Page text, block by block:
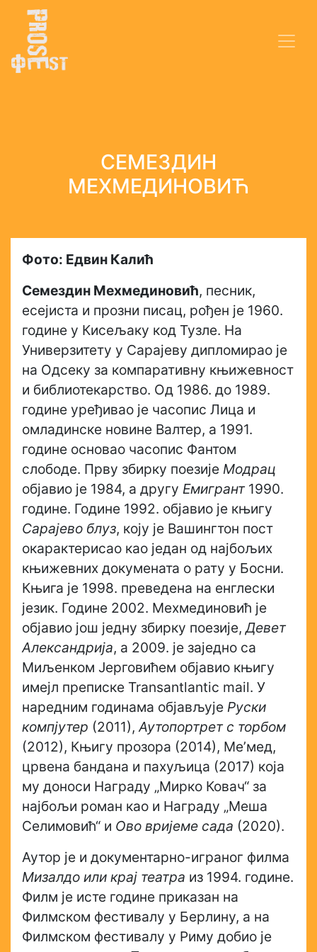
СЕМЕЗДИН
МЕХМЕДИНОВИЋ
Фото: Едвин Калић
Семездин Мехмединовић, песник,
есејиста и прозни писац, рођен је 1960.
године у Кисељаку код Тузле. На
Универзитету у Сарајеву дипломирао је
на Одсеку за компаративну књижевност
и библиотекарство. Од 1986. до 1989.
године уређивао је часопис Лица и
омладинске новине Валтер, а 1991.
године основао часопис Фантом
слободе. Прву збирку поезије Модрац
објавио је 1984, а другу Емигрант 1990.
године. Године 1992. објавио је књигу
Сарајево блуз, коју је Вашингтон пост
окарактерисао као један од најбољих
књижевних докумената о рату у Босни.
Књига је 1998. преведена на енглески
језик. Године 2002. Мехмединовић је
објавио још једну збирку поезије,Девет
Александрија, а 2009. је заједно са
Миљенком Јерговићем објавио књигу
имејл преписке Transantlantic mail. У
наредним годинама објављује Руски
компјутер (2011),Аутопортрет с торбом
(2012), Књигу прозора (2014), Ме’мед,
црвена бандана и пахуљица (2017) која
му доноси Награду „Мирко Ковач“ за
најбољи роман као и Награду „Меша
Селимовић“ и Ово вријеме сада (2020).
Аутор је и документарно-играног филма
Мизалдо или крај театра из 1994. године.
Филм је исте године приказан на
Филмском фестивалу у Берлину, а на
Филмском фестивалу у Риму добио је